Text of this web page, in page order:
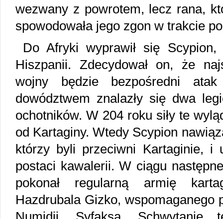
wezwany z powrotem, lecz rana,
spowodowała jego zgon w trakcie
Do Afryki wyprawił się Scypion,
Hiszpanii. Zdecydował on, że
wojny będzie bezpośredni
dowództwem znalazły się dwa
ochotników. W 204 roku siły te
od Kartaginy. Wtedy Scypion
którzy byli przeciwni Kartaginie, i
postaci kawalerii. W ciągu
pokonał regularną armię
Hazdrubala Gizko, wspomaganego